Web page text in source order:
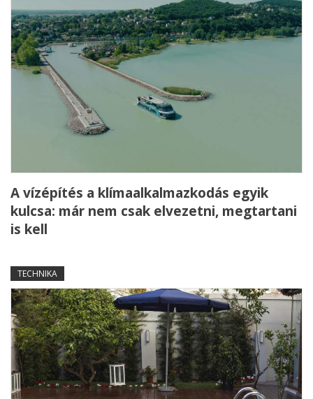
A vízépítés a klímaalkalmazkodás egyik
kulcsa: már nem csak elvezetni, megtartani
is kell
TECHNIKA